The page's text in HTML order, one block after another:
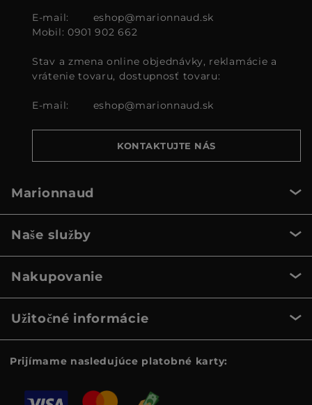
E-mail:
eshop@marionnaud.sk
Mobil: 0901 902 662
Stav a zmena online objednávky, reklamácie a
vrátenie tovaru, dostupnosť tovaru:
E-mail: eshop@marionnaud.sk
KONTAKTUJTE NÁS
Marionnaud
Naše služby
Nakupovanie
Užitočné informácie
Prijímame nasledujúce platobné karty: